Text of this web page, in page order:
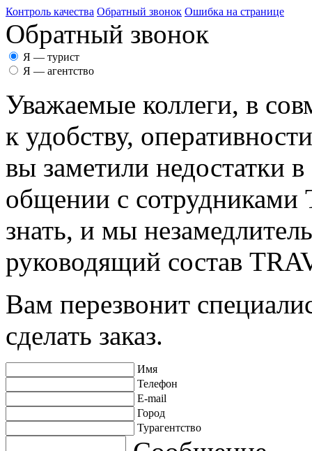
Контроль качества Обратный звонок Ошибка на странице
Обратный звонок
Я — турист
Я — агентство
Уважаемые коллеги, в
к удобству,
вы заметили недостатки
общении с
знать, и мы
руководящий состав
Вам перезвонит
сделать заказ.
Имя
Телефон
E-mail
Город
Турагентство